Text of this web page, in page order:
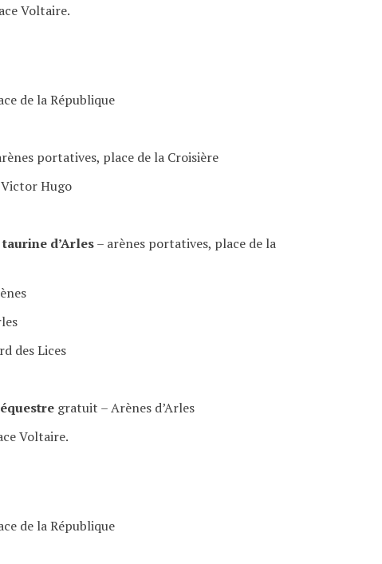
Voltaire.
de la République
portatives, place de la Croisière
Hugo
d’Arles– arènes portatives, place de la
des Lices
gratuit – Arènes d’Arles
Voltaire.
de la République